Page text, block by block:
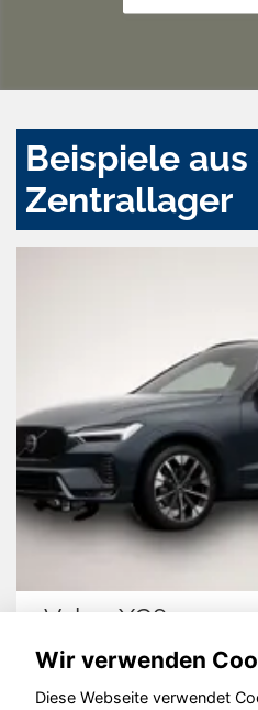
Beispiele aus
Zentrallager
Volvo XC60
Wir verwenden
Diese Webseite verwendet